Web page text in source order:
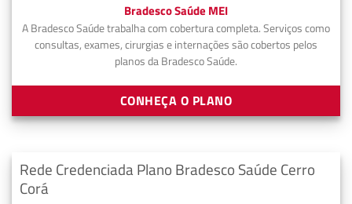
Bradesco Saúde MEI
A Bradesco Saúde trabalha com cobertura completa. Serviços como
consultas, exames, cirurgias e internações são cobertos pelos
planos da Bradesco Saúde.
CONHEÇA O PLANO
Rede Credenciada Plano Bradesco Saúde Cerro
Corá